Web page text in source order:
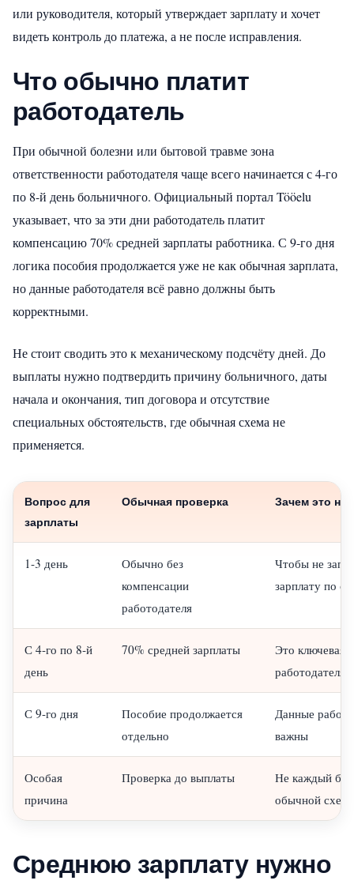
или руководителя, который утверждает зарплату и хочет
видеть контроль до платежа, а не после исправления.
Что обычно платит
работодатель
При обычной болезни или бытовой травме зона
ответственности работодателя чаще всего начинается с 4-го
по 8-й день больничного. Официальный портал Tööelu
указывает, что за эти дни работодатель платит
компенсацию 70% средней зарплаты работника. С 9-го дня
логика пособия продолжается уже не как обычная зарплата,
но данные работодателя всё равно должны быть
корректными.
Не стоит сводить это к механическому подсчёту дней. До
выплаты нужно подтвердить причину больничного, даты
начала и окончания, тип договора и отсутствие
специальных обстоятельств, где обычная схема не
применяется.
Вопрос для
зарплаты
Обычная проверка Зачем это
1-3 день
Обычно без
компенсации
работодателя
Чтобы не
зарплату по
С 4-го по 8-й
день
70% средней зарплаты
Это ключевая
работодателя
С 9-го дня
Пособие продолжается
отдельно
Данные
важны
Особая
причина
Проверка до выплаты
Не каждый
обычной схеме
Среднюю зарплату нужно